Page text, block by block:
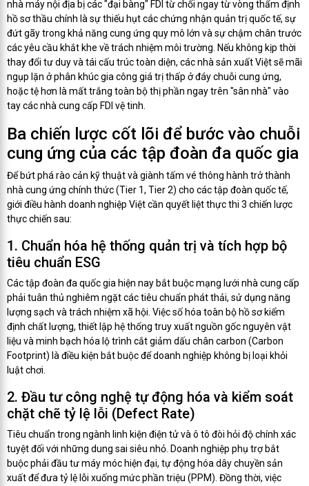
nhà máy nội địa bị các "đại bàng" FDI từ chối ngay từ vòng thẩm định
hồ sơ thầu chính là sự thiếu hụt các chứng nhận quản trị quốc tế, sự
đứt gãy trong khả năng cung ứng quy mô lớn và sự chậm chân trước
các yêu cầu khắt khe về trách nhiệm môi trường. Nếu không kịp thời
thay đổi tư duy và tái cấu trúc toàn diện, các nhà sản xuất Việt sẽ mãi
ngụp lặn ở phân khúc gia công giá trị thấp ở đáy chuỗi cung ứng,
hoặc tệ hơn là mất trắng toàn bộ thị phần ngay trên "sân nhà" vào
tay các nhà cung cấp FDI vệ tinh.
Ba chiến lược cốt lõi để bước vào chuỗi
cung ứng của các tập đoàn đa quốc gia
Để bứt phá rào cản kỹ thuật và giành tấm vé thông hành trở thành
nhà cung ứng chính thức (Tier 1, Tier 2) cho các tập đoàn quốc tế,
giới điều hành doanh nghiệp Việt cần quyết liệt thực thi 3 chiến lược
thực chiến sau:
1. Chuẩn hóa hệ thống quản trị và tích hợp bộ
tiêu chuẩn ESG
Các tập đoàn đa quốc gia hiện nay bắt buộc mạng lưới nhà cung cấp
phải tuân thủ nghiêm ngặt các tiêu chuẩn phát thải, sử dụng năng
lượng sạch và trách nhiệm xã hội. Việc số hóa toàn bộ hồ sơ kiểm
định chất lượng, thiết lập hệ thống truy xuất nguồn gốc nguyên vật
liệu và minh bạch hóa lộ trình cắt giảm dấu chân carbon (Carbon
Footprint) là điều kiện bắt buộc để doanh nghiệp không bị loại khỏi
luật chơi.
2. Đầu tư công nghệ tự động hóa và kiểm soát
chặt chẽ tỷ lệ lỗi (Defect Rate)
Tiêu chuẩn trong ngành linh kiện điện tử và ô tô đòi hỏi độ chính xác
tuyệt đối với những dung sai siêu nhỏ. Doanh nghiệp phụ trợ bắt
buộc phải đầu tư máy móc hiện đại, tự động hóa dây chuyền sản
xuất để đưa tỷ lệ lỗi xuống mức phần triệu (PPM). Đồng thời, việc